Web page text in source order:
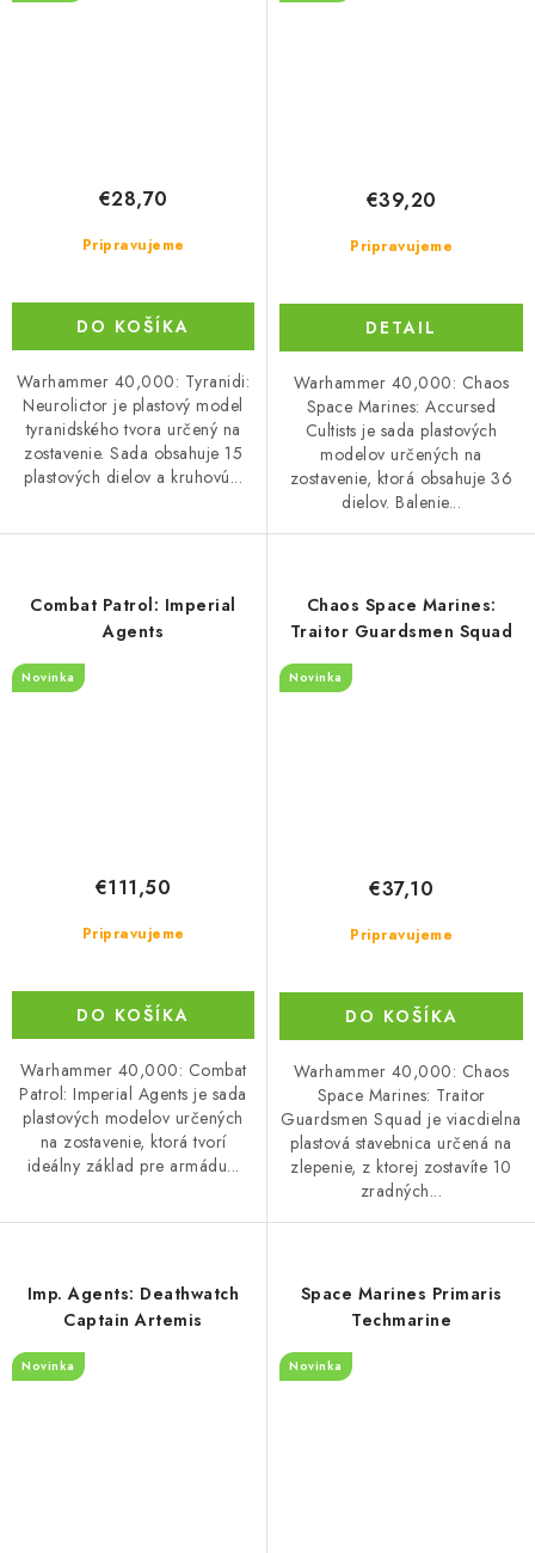
Pripravujeme
€28,70
DO KOŠÍKA
Warhammer 40,000: Tyranidi:
Neurolictor je plastový model
tyranidského tvora určený na
zostavenie. Sada obsahuje 15
plastových dielov a kruhovú...
Pripravujeme
€39,20
DETAIL
Warhammer 40,000: Chaos
Space Marines: Accursed
Cultists je sada plastových
modelov určených na
zostavenie, ktorá obsahuje 36
dielov. Balenie...
Combat Patrol: Imperial
Agents
Novinka
Pripravujeme
€111,50
DO KOŠÍKA
Warhammer 40,000: Combat
Patrol: Imperial Agents je sada
plastových modelov určených
na zostavenie, ktorá tvorí
ideálny základ pre armádu...
Chaos Space Marines:
Traitor Guardsmen Squad
Novinka
Pripravujeme
€37,10
DO KOŠÍKA
Warhammer 40,000: Chaos
Space Marines: Traitor
Guardsmen Squad je viacdielna
plastová stavebnica určená na
zlepenie, z ktorej zostavíte 10
zradných...
Imp. Agents: Deathwatch
Captain Artemis
Novinka
Space Marines Primaris
Techmarine
Novinka